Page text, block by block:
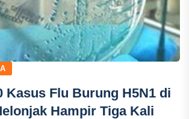
Kasus Flu Burung H5N1 di
Hampir Tiga Kali